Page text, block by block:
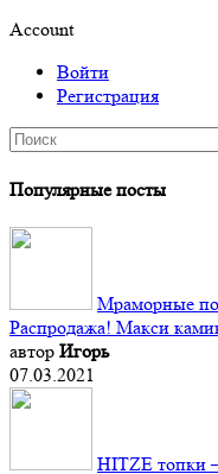
Account
Войти
Регистрация
Популярные посты
Мраморные
Распродажа! Макси
автор Игорь
07.03.2021
HITZE топки